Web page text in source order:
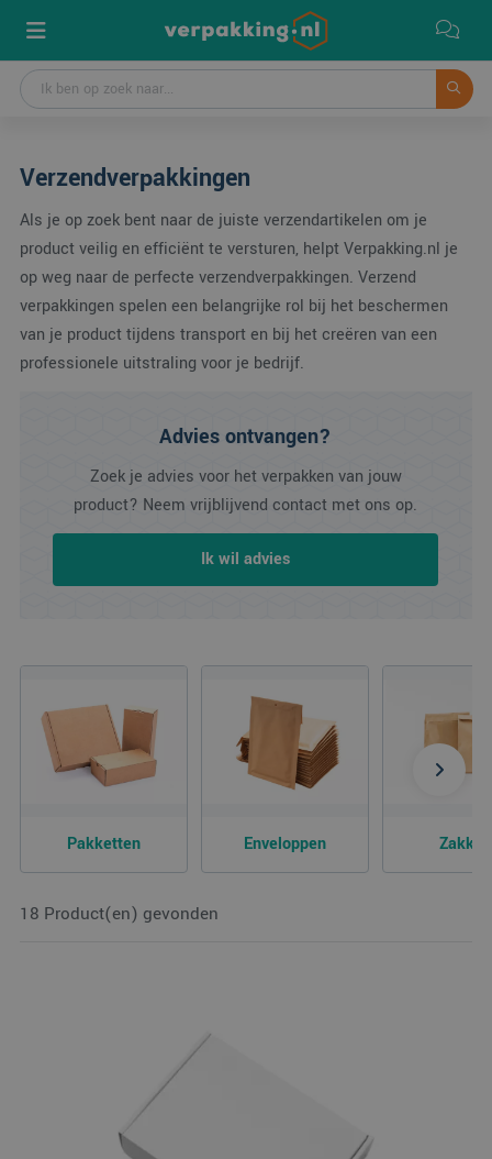
Verzendverpakkingen
Als je op zoek bent naar de juiste verzendartikelen om je
product veilig en efficiënt te versturen, helpt Verpakking.nl je
op weg naar de perfecte verzendverpakkingen. Verzend
verpakkingen spelen een belangrijke rol bij het beschermen
van je product tijdens transport en bij het creëren van een
professionele uitstraling voor je bedrijf.
Advies ontvangen?
Zoek je advies voor het verpakken van jouw
product? Neem vrijblijvend contact met ons op.
Ik wil advies
Pakketten Enveloppen Zakken
18 Product(en) gevonden